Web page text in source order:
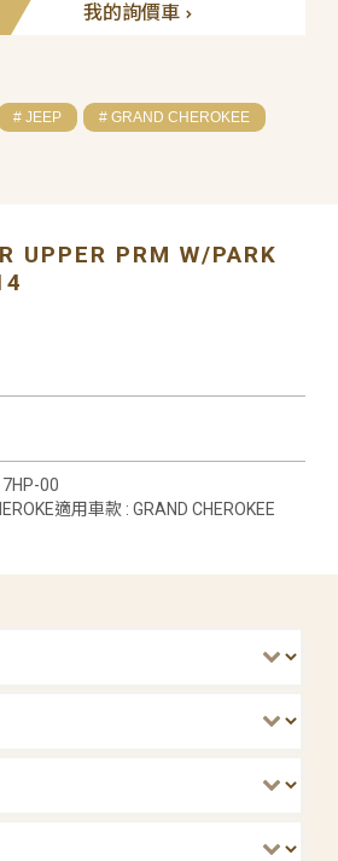
我的詢價車
# JEEP # GRAND CHEROKEE
UPPER PRM W/PARK
00
適用車款 : GRAND CHEROKEE